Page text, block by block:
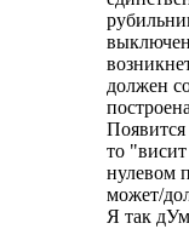
должен
то
нулевом
может/
Я так